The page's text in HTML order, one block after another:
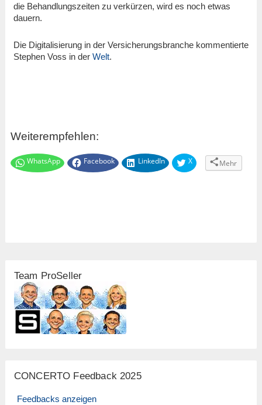
die Behandlungszeiten zu verkürzen, wird es noch etwas
dauern.
Die Digitalisierung in der Versicherungsbranche kommentierte
Stephen Voss in der Welt.
Weiterempfehlen:
WhatsApp Facebook LinkedIn X Mehr
Team ProSeller
CONCERTO Feedback 2025
Feedbacks anzeigen